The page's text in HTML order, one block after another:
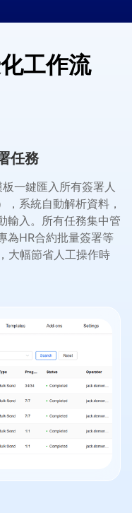
工作流
任務
一鍵匯入所有簽署人
，系統自動解析資料，
輸入。所有任務集中管
為HR合約批量簽署等
大幅節省人工操作時